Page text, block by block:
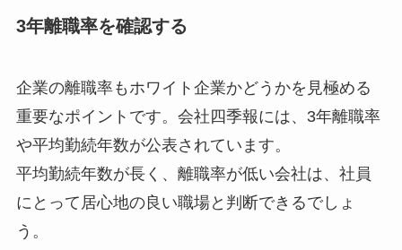
3年離職率を確認する
企業の離職率もホワイト企業かどうかを見極める
重要なポイントです。会社四季報には、3年離職率
や平均勤続年数が公表されています。
平均勤続年数が長く、離職率が低い会社は、社員
にとって居心地の良い職場と判断できるでしょ
う。